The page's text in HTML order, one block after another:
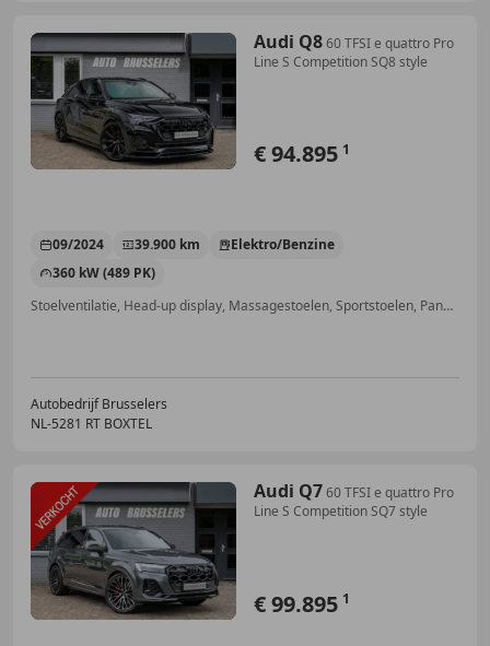
Audi Q860 TFSI e quattro Pro
Line S Competition SQ8 style
€ 94.895 1
09/2024 39.900 km
Elektro/Benzine
360 kW (489 PK)
Stoelventilatie, Head-up display, Massagestoelen, Sportstoelen, Panorama dak, Laserlicht, Inductieladen voor smartphones, Luchtvering
Autobedrijf Brusselers
NL-5281 RT BOXTEL
Audi Q760 TFSI e quattro Pro
Line S Competition SQ7 style
€ 99.895 1